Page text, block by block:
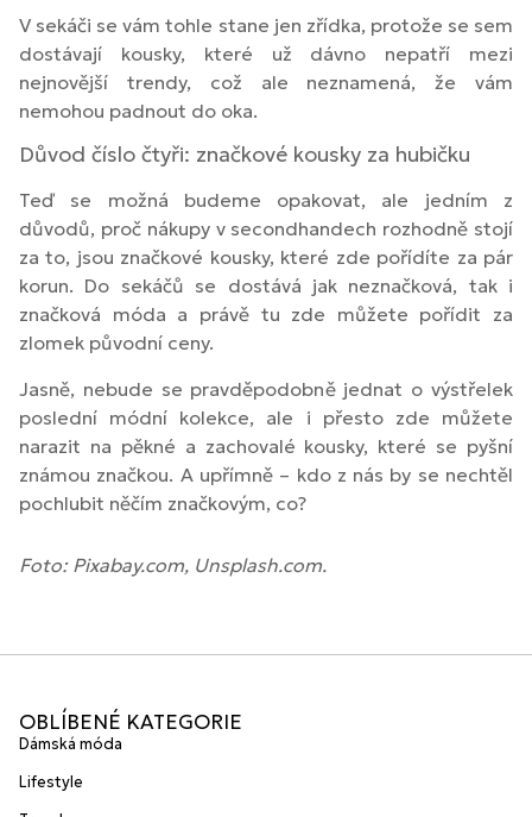
V sekáči se vám tohle stane jen zřídka, protože se sem
dostávají kousky, které už dávno nepatří mezi
nejnovější trendy, což ale neznamená, že vám
nemohou padnout do oka.
Důvod číslo čtyři: značkové kousky za hubičku
Teď se možná budeme opakovat, ale jedním z
důvodů, proč nákupy v secondhandech rozhodně stojí
za to, jsou značkové kousky, které zde pořídíte za pár
korun. Do sekáčů se dostává jak neznačková, tak i
značková móda a právě tu zde můžete pořídit za
zlomek původní ceny.
Jasně, nebude se pravděpodobně jednat o výstřelek
poslední módní kolekce, ale i přesto zde můžete
narazit na pěkné a zachovalé kousky, které se pyšní
známou značkou. A upřímně – kdo z nás by se nechtěl
pochlubit něčím značkovým, co?
Foto: Pixabay.com, Unsplash.com.
OBLÍBENÉ KATEGORIE
Dámská móda
Lifestyle